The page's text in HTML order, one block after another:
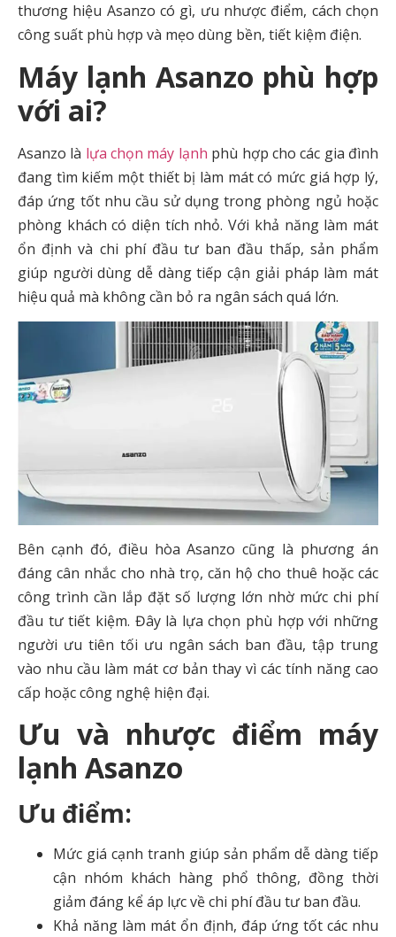
thương hiệu Asanzo có gì, ưu nhược điểm, cách chọn
công suất phù hợp và mẹo dùng bền, tiết kiệm điện.
Máy lạnh Asanzo phù hợp
với ai?
Asanzo là lựa chọn máy lạnh phù hợp cho các gia đình
đang tìm kiếm một thiết bị làm mát có mức giá hợp lý,
đáp ứng tốt nhu cầu sử dụng trong phòng ngủ hoặc
phòng khách có diện tích nhỏ. Với khả năng làm mát
ổn định và chi phí đầu tư ban đầu thấp, sản phẩm
giúp người dùng dễ dàng tiếp cận giải pháp làm mát
hiệu quả mà không cần bỏ ra ngân sách quá lớn.
Bên cạnh đó, điều hòa Asanzo cũng là phương án
đáng cân nhắc cho nhà trọ, căn hộ cho thuê hoặc các
công trình cần lắp đặt số lượng lớn nhờ mức chi phí
đầu tư tiết kiệm. Đây là lựa chọn phù hợp với những
người ưu tiên tối ưu ngân sách ban đầu, tập trung
vào nhu cầu làm mát cơ bản thay vì các tính năng cao
cấp hoặc công nghệ hiện đại.
Ưu và nhược điểm máy
lạnh Asanzo
Ưu điểm:
Mức giá cạnh tranh giúp sản phẩm dễ dàng tiếp
cận nhóm khách hàng phổ thông, đồng thời
giảm đáng kể áp lực về chi phí đầu tư ban đầu.
Khả năng làm mát ổn định, đáp ứng tốt các nhu